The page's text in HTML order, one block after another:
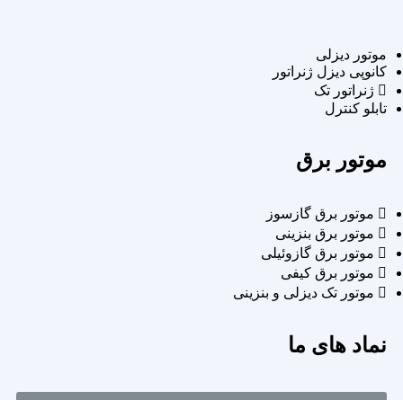
موتور دیزلی
کانوپی دیزل ژنراتور
ژنراتور تک
تابلو کنترل
موتور برق
موتور برق گازسوز
موتور برق بنزینی
موتور برق گازوئیلی
موتور برق کیفی
موتور تک دیزلی و بنزینی
نماد های ما